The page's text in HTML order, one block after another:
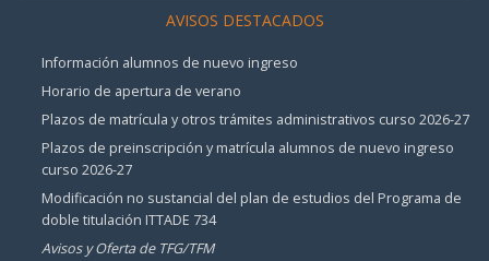
AVISOS DESTACADOS
Información alumnos de nuevo ingreso
Horario de apertura de verano
Plazos de matrícula y otros trámites administrativos curso 2026-27
Plazos de preinscripción y matrícula alumnos de nuevo ingreso
curso 2026-27
Modificación no sustancial del plan de estudios del Programa de
doble titulación ITTADE 734
Avisos y Oferta de TFG/TFM